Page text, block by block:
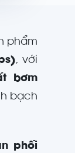
phẩm
, với
bơm
bạch
phối